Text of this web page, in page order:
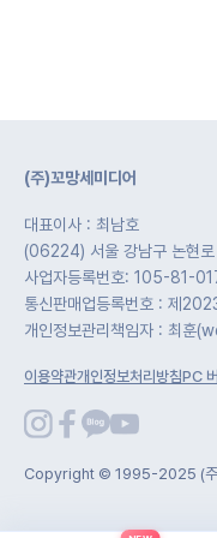
(주)꼬망세미디어
대표이사 : 최남호
(06224) 서울 강남구 논현
사업자등록번호: 105-81-
통신판매업등록번호 : 제
개인정보관리책임자 : 최훈
이용약관개인정보처리방침PC
Copyright © 1995-2025 (주